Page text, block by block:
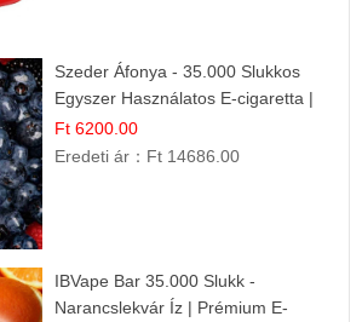
Szeder Áfonya - 35.000 Slukkos
Egyszer Használatos E-cigaretta |
Prémium Ízélmény
Ft 6200.00
Eredeti ár： Ft 14686.00
IBVape Bar 35.000 Slukk -
Narancslekvár Íz | Prémium E-